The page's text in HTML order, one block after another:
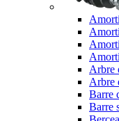
Arbre
Arbre
Barre
Barre